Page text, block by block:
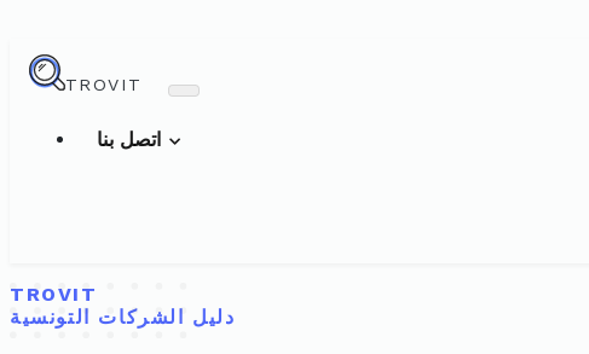
TROVIT
TROVIT
دليل الشركات التونسية